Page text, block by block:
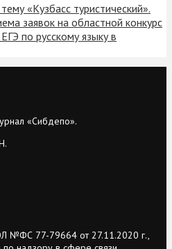
«Кузбасс туристический».
заявок на областной конкурс
по русскому языку в
«Сибдепо».
№ФС 77-79664 от 27.11.2020 г.,